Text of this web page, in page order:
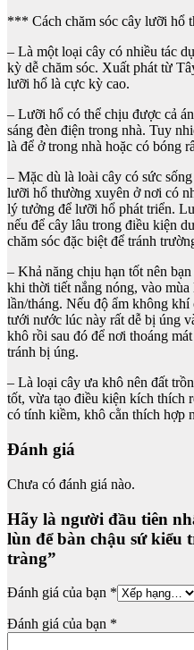
*** Cách chăm sóc cây lưỡi hổ
– Là một loại cây có nhiều tác
kỳ dễ chăm sóc. Xuất phát từ
lưỡi hổ là cực kỳ cao.
– Lưỡi hổ có thể chịu được cả
sáng đèn điện trong nhà. Tuy
là để ở trong nhà hoặc có bóng
– Mặc dù là loài cây có sức
lưỡi hổ thường xuyên ở nơi có
lý tưởng để lưỡi hổ phát triển.
nếu để cây lâu trong điều kiện
chăm sóc đặc biệt để tránh
– Khả năng chịu hạn tốt nên
khi thời tiết nắng nóng, vào
lần/tháng. Nếu độ ẩm không
tưới nước lúc này rất dễ bị úng
khô rồi sau đó để nơi thoáng
tránh bị úng.
– Là loại cây ưa khô nên đất
tốt, vừa tạo điều kiện kích thích
có tính kiềm, khô cằn thích hợp
Đánh giá
Chưa có đánh giá nào.
Hãy là người đầu tiên
lùn để bàn chậu sứ kiểu
tràng”
Đánh giá của bạn *
Đánh giá của bạn *